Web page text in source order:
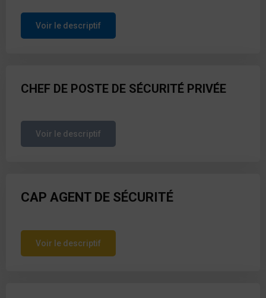
Voir le descriptif
CHEF DE POSTE DE SÉCURITÉ PRIVÉE
Voir le descriptif
CAP AGENT DE SÉCURITÉ
Voir le descriptif